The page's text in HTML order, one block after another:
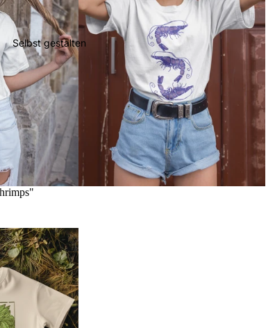
Selbst gestalten